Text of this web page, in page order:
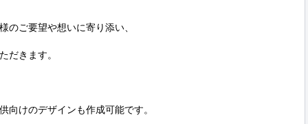
のご要望や想いに寄り添い、
だきます。
向けのデザインも作成可能です。